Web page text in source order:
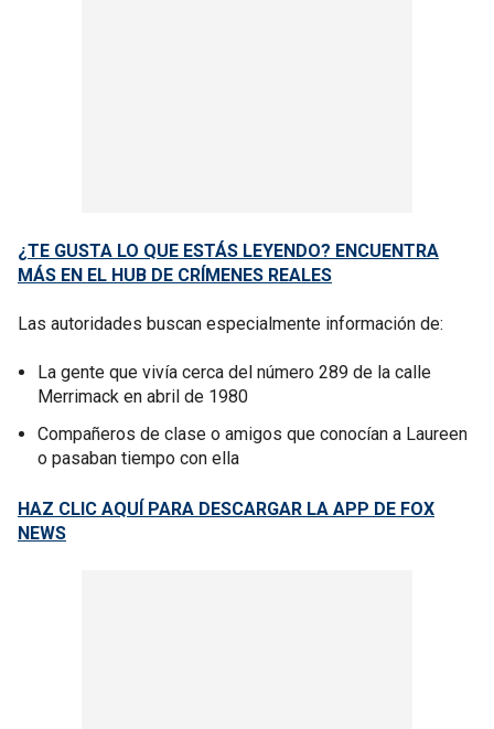
¿TE GUSTA LO QUE ESTÁS LEYENDO? ENCUENTRA
MÁS EN EL HUB DE CRÍMENES REALES
Las autoridades buscan especialmente información de:
La gente que vivía cerca del número 289 de la calle
Merrimack en abril de 1980
Compañeros de clase o amigos que conocían a Laureen
o pasaban tiempo con ella
HAZ CLIC AQUÍ PARA DESCARGAR LA APP DE FOX
NEWS